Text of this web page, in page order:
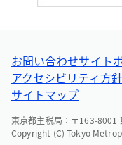
お問い合わせサイト
アクセシビリティ方針
サイトマップ
東京都主税局：〒163-8001
Copyright (C) Tokyo